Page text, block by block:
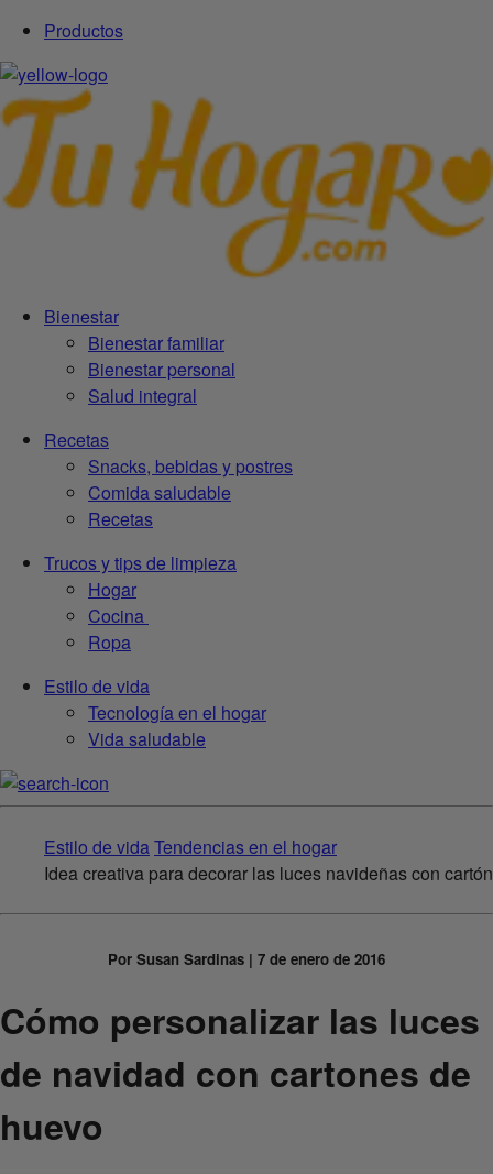
Productos
Bienestar
Bienestar familiar
Bienestar personal
Salud integral
Recetas
Snacks, bebidas y postres
Comida saludable
Recetas
Trucos y tips de limpieza
Hogar
Cocina
Ropa
Estilo de vida
Tecnología en el hogar
Vida saludable
Estilo de vidaTendencias en el hogar
Idea creativa para decorar las luces navideñas con cartón
Por Susan Sardinas | 7 de enero de 2016
Cómo personalizar las luces
de navidad con cartones de
huevo